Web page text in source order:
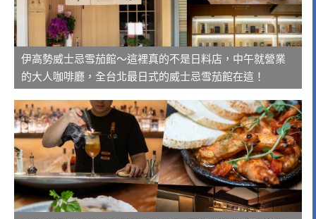
伊高勢威士忌雪茄館～這裡真的不是日料店，中午就營業
的大人咖啡廳，全台北最日式的威士忌雪茄館在這！